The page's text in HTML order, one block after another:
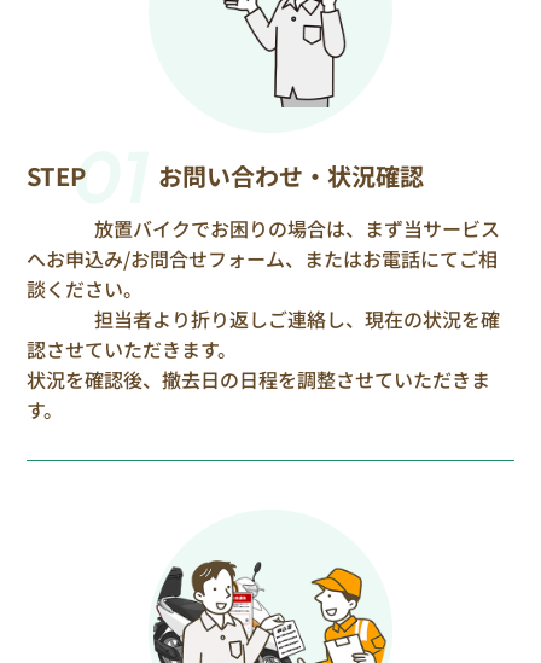
STEP01
お問い合わせ・状況確認
放置バイクでお困りの場合は、まず当サービス
へお申込み/お問合せフォーム、またはお電話にてご相
談ください。
担当者より折り返しご連絡し、現在の状況を確
認させていただきます。
状況を確認後、撤去日の日程を調整させていただきま
す。